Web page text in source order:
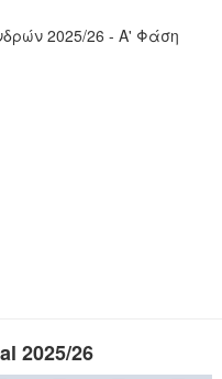
2025/26 - Α' Φάση
2025/26